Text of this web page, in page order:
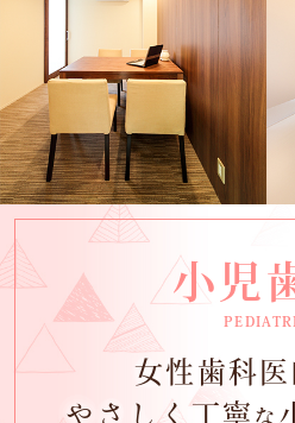
小児
女性歯科医
やさしく丁寧 な